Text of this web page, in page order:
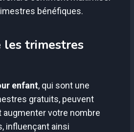
bénéfiques.
les trimestres
enfant, qui sont une
gratuits, peuvent
votre nombre
influençant ainsi